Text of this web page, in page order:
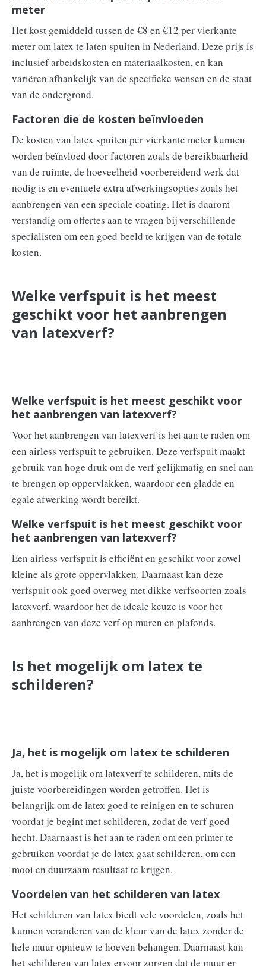
meter
Het kost gemiddeld tussen de €8 en €12 per vierkante
meter om latex te laten spuiten in Nederland. Deze prijs is
inclusief arbeidskosten en materiaalkosten, en kan
variëren afhankelijk van de specifieke wensen en de staat
van de ondergrond.
Factoren die de kosten beïnvloeden
De kosten van latex spuiten per vierkante meter kunnen
worden beïnvloed door factoren zoals de bereikbaarheid
van de ruimte, de hoeveelheid voorbereidend werk dat
nodig is en eventuele extra afwerkingsopties zoals het
aanbrengen van een speciale coating. Het is daarom
verstandig om offertes aan te vragen bij verschillende
specialisten om een goed beeld te krijgen van de totale
kosten.
Welke verfspuit is het meest
geschikt voor het aanbrengen
van latexverf?
Welke verfspuit is het meest geschikt voor
het aanbrengen van latexverf?
Voor het aanbrengen van latexverf is het aan te raden om
een airless verfspuit te gebruiken. Deze verfspuit maakt
gebruik van hoge druk om de verf gelijkmatig en snel aan
te brengen op oppervlakken, waardoor een gladde en
egale afwerking wordt bereikt.
Welke verfspuit is het meest geschikt voor
het aanbrengen van latexverf?
Een airless verfspuit is efficiënt en geschikt voor zowel
kleine als grote oppervlakken. Daarnaast kan deze
verfspuit ook goed overweg met dikke verfsoorten zoals
latexverf, waardoor het de ideale keuze is voor het
aanbrengen van deze verf op muren en plafonds.
Is het mogelijk om latex te
schilderen?
Ja, het is mogelijk om latex te schilderen
Ja, het is mogelijk om latexverf te schilderen, mits de
juiste voorbereidingen worden getroffen. Het is
belangrijk om de latex goed te reinigen en te schuren
voordat je begint met schilderen, zodat de verf goed
hecht. Daarnaast is het aan te raden om een primer te
gebruiken voordat je de latex gaat schilderen, om een
mooi en duurzaam resultaat te krijgen.
Voordelen van het schilderen van latex
Het schilderen van latex biedt vele voordelen, zoals het
kunnen veranderen van de kleur van de latex zonder de
hele muur opnieuw te hoeven behangen. Daarnaast kan
het schilderen van latex ervoor zorgen dat de muur er